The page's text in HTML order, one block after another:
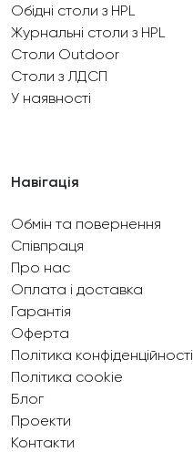
Обідні столи з HPL
Журнальні столи з HPL
Столи Outdoor
Столи з ЛДСП
У наявності
Навігація
Обмін та повернення
Співпраця
Про нас
Оплата і доставка
Гарантія
Оферта
Політика конфіденційності
Політика cookie
Блог
Проекти
Контакти